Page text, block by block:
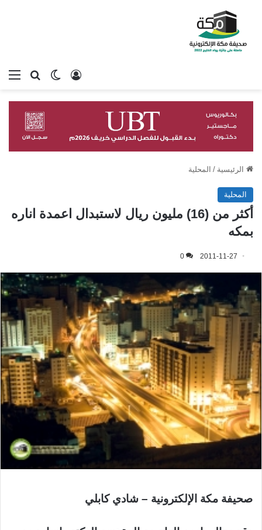
بحثالوضع
تسجيل الدخول
الرئيسية / المحلية
المحلية
أكثر من (16) مليون ريال لاستبدال اعمدة اناره
بمكه
2011-11-27
0
صحيفة مكة الإلكترونية – شادي كابلي